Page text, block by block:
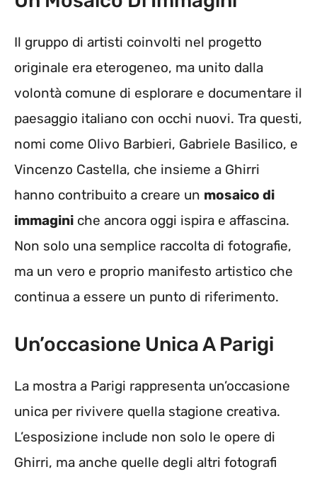
Il gruppo di artisti coinvolti nel progetto
originale era eterogeneo, ma unito dalla
volontà comune di esplorare e documentare il
paesaggio italiano con occhi nuovi. Tra questi,
nomi come Olivo Barbieri, Gabriele Basilico, e
Vincenzo Castella, che insieme a Ghirri
hanno contribuito a creare un mosaico di
immagini che ancora oggi ispira e affascina.
Non solo una semplice raccolta di fotografie,
ma un vero e proprio manifesto artistico che
continua a essere un punto di riferimento.
Un’occasione Unica A Parigi
La mostra a Parigi rappresenta un’occasione
unica per rivivere quella stagione creativa.
L’esposizione include non solo le opere di
Ghirri, ma anche quelle degli altri fotografi